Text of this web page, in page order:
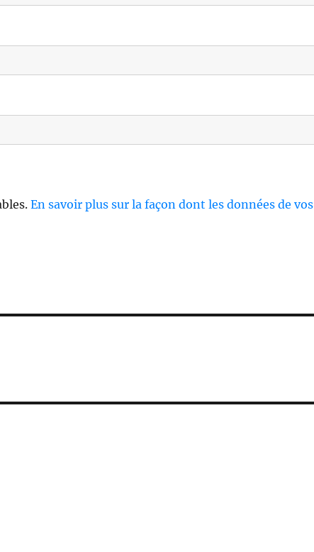
En savoir plus sur la façon dont les données de vos